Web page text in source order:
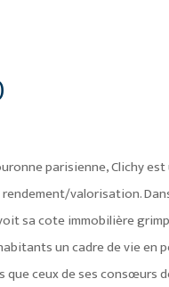
parisienne, Clichy est
valorisation.
sa cote immobilière
un cadre de vie en
que ceux de ses consœurs